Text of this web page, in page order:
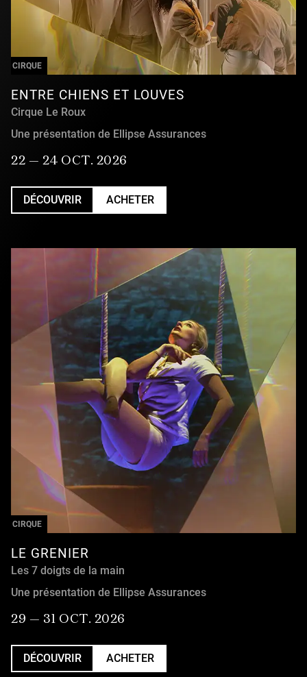
CIRQUE
ENTRE CHIENS ET LOUVES
Cirque Le Roux
Une présentation de Ellipse Assurances
22 — 24 OCT. 2026
DÉCOUVRIR ACHETER
CIRQUE
LE GRENIER
Les 7 doigts de la main
Une présentation de Ellipse Assurances
29 — 31 OCT. 2026
DÉCOUVRIR ACHETER